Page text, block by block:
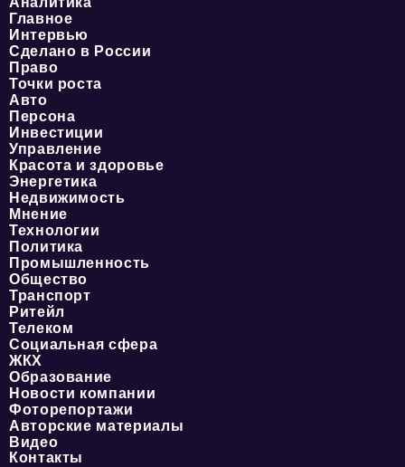
Главное
Интервью
Сделано в России
Право
Точки роста
Авто
Персона
Инвестиции
Управление
Красота и здоровье
Энергетика
Недвижимость
Мнение
Технологии
Политика
Промышленность
Общество
Транспорт
Ритейл
Телеком
Социальная сфера
ЖКХ
Образование
Новости компании
Фоторепортажи
Авторские материалы
Видео
Контакты